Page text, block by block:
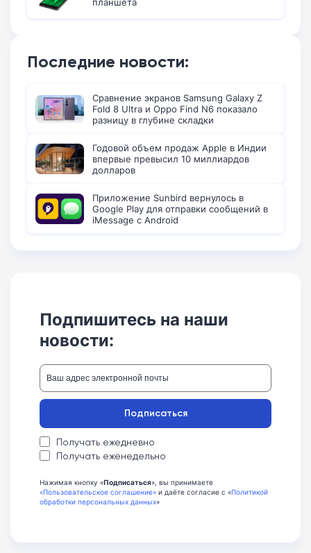
Последние новости:
Сравнение экранов Samsung Galaxy Z
Fold 8 Ultra и Oppo Find N6 показало
разницу в глубине складки
Годовой объем продаж Apple в Индии
впервые превысил 10 миллиардов
долларов
Приложение Sunbird вернулось в
Google Play для отправки сообщений в
iMessage с Android
Подпишитесь на наши
новости:
Получать ежедневно
Получать еженедельно
Подписаться
Нажимая кнопку «Подписаться», вы принимаете
«Пользовательское соглашение» и даёте согласие с «Политикой
обработки персональных данных»